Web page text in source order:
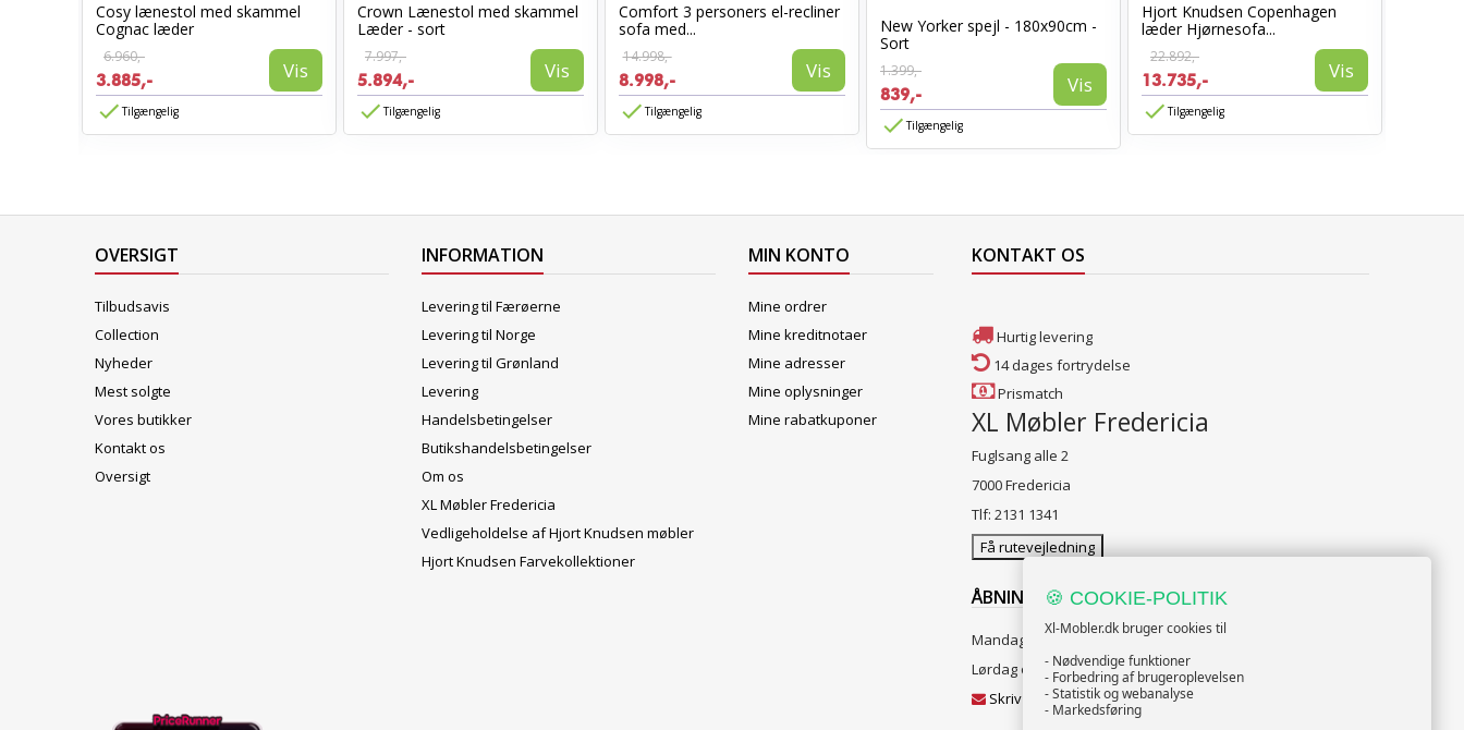
Cosy lænestol med skammel
Cognac læder
6.960,-
3.885,- Vis
Tilgængelig
Crown Lænestol med skammel
Læder - sort
7.997,-
5.894,- Vis
Tilgængelig
Comfort 3 personers el-recliner
sofa med...
14.998,-
8.998,- Vis
Tilgængelig
New Yorker spejl - 180x90cm -
Sort
1.399,-
839,- Vis
Tilgængelig
Hjort Knudsen Copenhagen
læder Hjørnesofa...
22.892,-
13.735,- Vis
Tilgængelig
OVERSIGT
Tilbudsavis
Collection
Nyheder
Mest solgte
Vores butikker
Kontakt os
Oversigt
INFORMATION
Levering til Færøerne
Levering til Norge
Levering til Grønland
Levering
Handelsbetingelser
Butikshandelsbetingelser
Om os
XL Møbler Fredericia
Vedligeholdelse af Hjort Knudsen møbler
Hjort Knudsen Farvekollektioner
MIN KONTO
Mine ordrer
Mine kreditnotaer
Mine adresser
Mine oplysninger
Mine rabatkuponer
KONTAKT OS
Hurtig levering
14 dages fortrydelse
Prismatch
XL Møbler Fredericia
Fuglsang alle 2
7000 Fredericia
Tlf: 2131 1341
Få rutevejledning
ÅBNINGSTIDER:
Mandag til Fredag 10:00 til 18:00
Lørdag og Søndag 10:00 til 16:00
Skriv til vores kundeservice
🍪 COOKIE-POLITIK
Xl-Mobler.dk bruger cookies til
- Nødvendige funktioner
- Forbedring af brugeroplevelsen
- Statistik og webanalyse
- Markedsføring